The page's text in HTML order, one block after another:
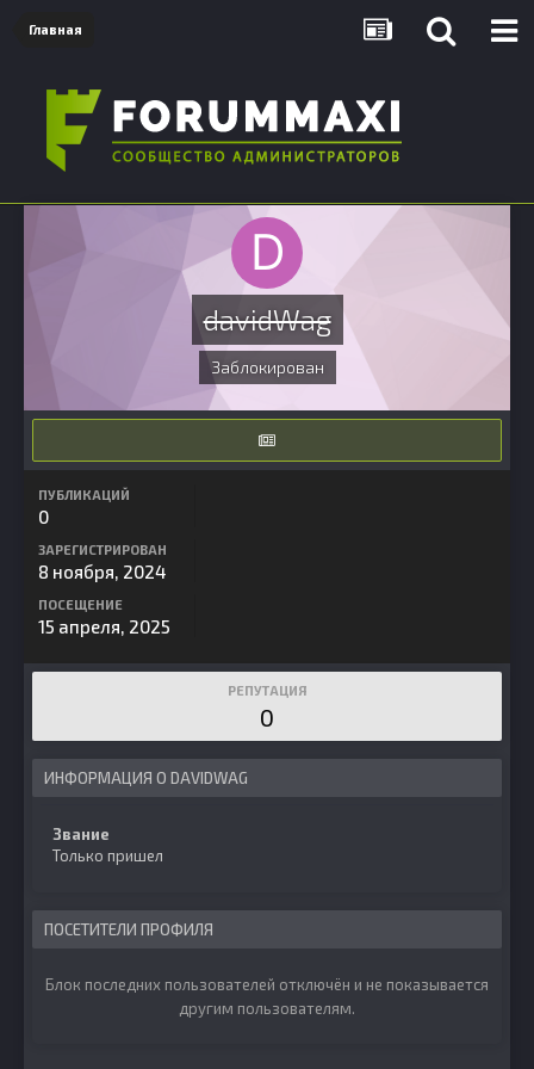
Главная
davidWag
Заблокирован
ПУБЛИКАЦИЙ
0
ЗАРЕГИСТРИРОВАН
8 ноября, 2024
ПОСЕЩЕНИЕ
15 апреля, 2025
РЕПУТАЦИЯ
0
ИНФОРМАЦИЯ О DAVIDWAG
Звание
Только пришел
ПОСЕТИТЕЛИ ПРОФИЛЯ
Блок последних пользователей отключён и не показывается
другим пользователям.